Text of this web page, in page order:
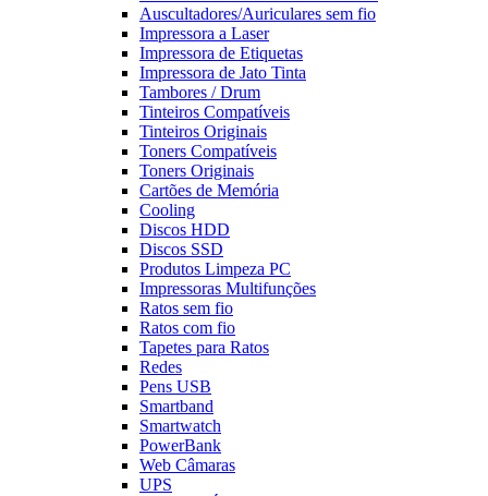
Auscultadores/Auriculares sem fio
Impressora a Laser
Impressora de Etiquetas
Impressora de Jato Tinta
Tambores / Drum
Tinteiros Compatíveis
Tinteiros Originais
Toners Compatíveis
Toners Originais
Cartões de Memória
Cooling
Discos HDD
Discos SSD
Produtos Limpeza PC
Impressoras Multifunções
Ratos sem fio
Ratos com fio
Tapetes para Ratos
Redes
Pens USB
Smartband
Smartwatch
PowerBank
Web Câmaras
UPS